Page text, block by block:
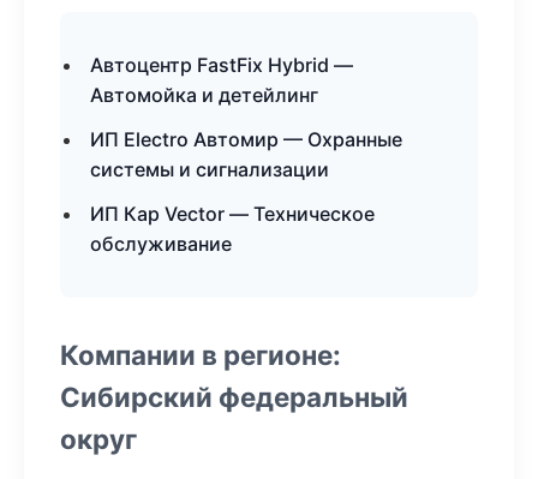
Автоцентр FastFix Hybrid —
Автомойка и детейлинг
ИП Electro Автомир — Охранные
системы и сигнализации
ИП Кар Vector — Техническое
обслуживание
Компании в регионе:
Сибирский федеральный
округ